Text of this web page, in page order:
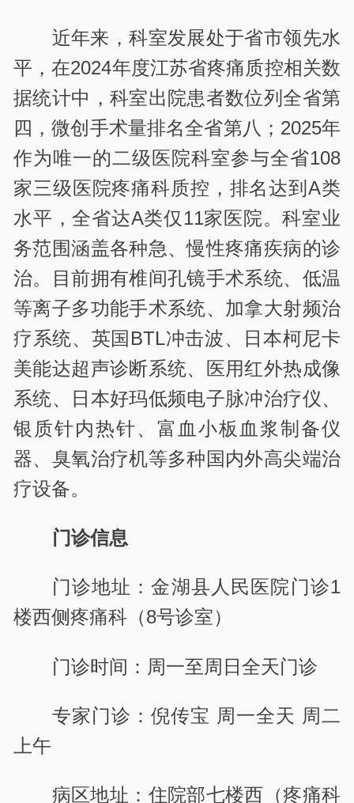
近年来，科室发展处于省市领先水
平，在2024年度江苏省疼痛质控相关数
据统计中，科室出院患者数位列全省第
四，微创手术量排名全省第八；2025年
作为唯一的二级医院科室参与全省108
家三级医院疼痛科质控，排名达到A类
水平，全省达A类仅11家医院。科室业
务范围涵盖各种急、慢性疼痛疾病的诊
治。目前拥有椎间孔镜手术系统、低温
等离子多功能手术系统、加拿大射频治
疗系统、英国BTL冲击波、日本柯尼卡
美能达超声诊断系统、医用红外热成像
系统、日本好玛低频电子脉冲治疗仪、
银质针内热针、富血小板血浆制备仪
器、臭氧治疗机等多种国内外高尖端治
疗设备。
门诊信息
门诊地址：金湖县人民医院门诊1
楼西侧疼痛科（8号诊室）
门诊时间：周一至周日全天门诊
专家门诊：倪传宝 周一全天 周二
上午
病区地址：住院部七楼西（疼痛科